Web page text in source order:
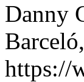
Danny
https://